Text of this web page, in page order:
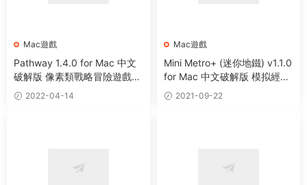
Mac遊戲
Pathway 1.4.0 for Mac 中文
破解版 像素類戰略冒險遊戲下
載 2022-04-14
Mac遊戲
Mini Metro+ (迷你地鐵) v1.1.0
for Mac 中文破解版 模拟經營
類遊戲下載
2021-09-22